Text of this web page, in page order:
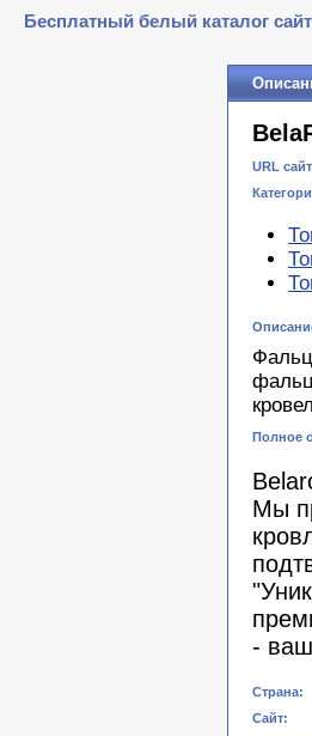
Бесплатный белый каталог
URL
Полное
Мы
-
Страна:
Сайт: